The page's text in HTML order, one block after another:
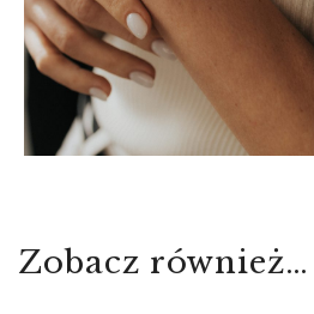
Zobacz również…